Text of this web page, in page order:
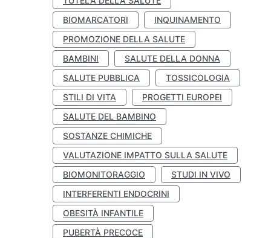
BIOMARCATORI
INQUINAMENTO
PROMOZIONE DELLA SALUTE
BAMBINI
SALUTE DELLA DONNA
SALUTE PUBBLICA
TOSSICOLOGIA
STILI DI VITA
PROGETTI EUROPEI
SALUTE DEL BAMBINO
SOSTANZE CHIMICHE
VALUTAZIONE IMPATTO SULLA SALUTE
BIOMONITORAGGIO
STUDI IN VIVO
INTERFERENTI ENDOCRINI
OBESITÀ INFANTILE
PUBERTÀ PRECOCE